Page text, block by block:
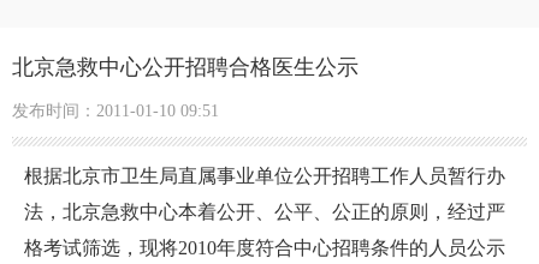
北京急救中心公开招聘合格医生公示
发布时间：2011-01-10 09:51
根据北京市卫生局直属事业单位公开招聘工作人员暂行办
法，北京急救中心本着公开、公平、公正的原则，经过严
格考试筛选，现将2010年度符合中心招聘条件的人员公示